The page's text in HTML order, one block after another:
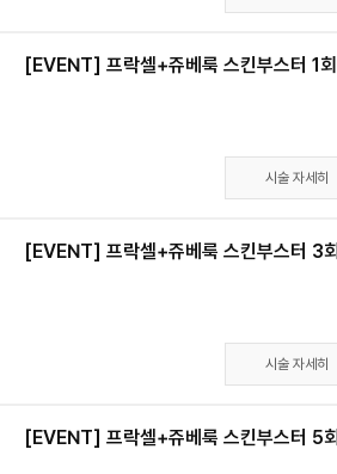
[EVENT] 프락셀+쥬베룩 스킨부스터 1회
시술 자세히
[EVENT] 프락셀+쥬베룩 스킨부스터 3회
시술 자세히
[EVENT] 프락셀+쥬베룩 스킨부스터 5회